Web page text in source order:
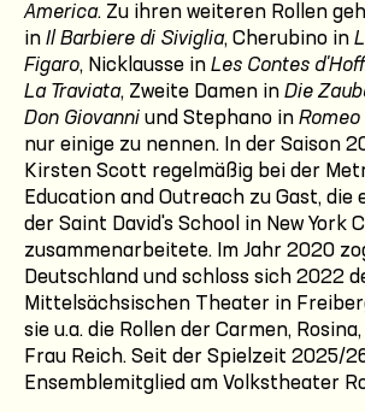
America. Zu ihren weiteren Rollen
in Il Barbiere di Siviglia, Cherubino in
Figaro, Nicklausse in Les Contes
La Traviata, Zweite Damen in Die
Don Giovanni und Stephano in
nur einige zu nennen. In der Saison
Kirsten Scott regelmäßig bei der
Education and Outreach zu Gast, die
der Saint David's School in New York
zusammenarbeitete. Im Jahr 2020
Deutschland und schloss sich 2022
Mittelsächsischen Theater in
sie u.a. die Rollen der Carmen,
Frau Reich. Seit der Spielzeit 2025/
Ensemblemitglied am Volkstheater